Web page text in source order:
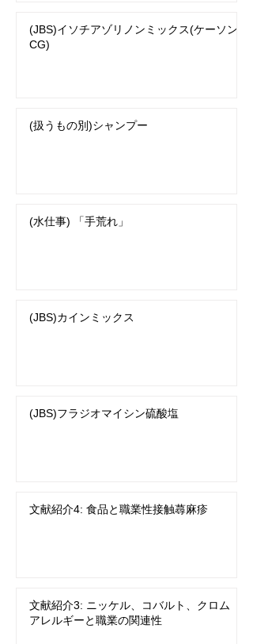
(JBS)イソチアゾリノンミックス(ケーソン
CG)
(扱うもの別)シャンプー
(水仕事) 「手荒れ」
(JBS)カインミックス
(JBS)フラジオマイシン硫酸塩
文献紹介4: 食品と職業性接触蕁麻疹
文献紹介3: ニッケル、コバルト、クロム
アレルギーと職業の関連性